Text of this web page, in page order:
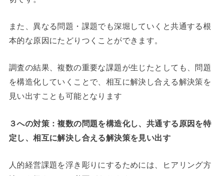
また、異なる問題・課題でも深堀していくと共通する根
本的な原因にたどりつくことができます。
調査の結果、複数の重要な課題が生じたとしても、問題
を構造化していくことで、相互に解決し合える解決策を
見い出すことも可能となります
３への対策：複数の問題を構造化し、共通する原因を特
定し、相互に解決し合える解決策を見い出す
人的経営課題を浮き彫りにするためには、ヒアリング方